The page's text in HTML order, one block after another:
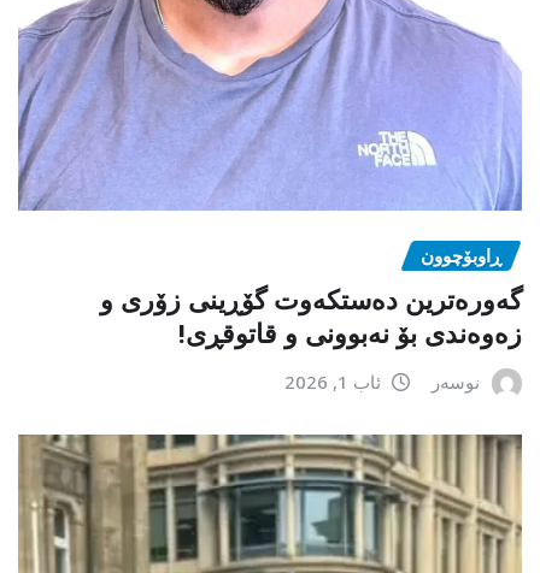
ڕاوبۆچوون
گەورەترین دەستکەوت گۆڕینی زۆری و
زەوەندی بۆ نەبوونی و قاتوقڕی!
نوسەر ئاب 1, 2026